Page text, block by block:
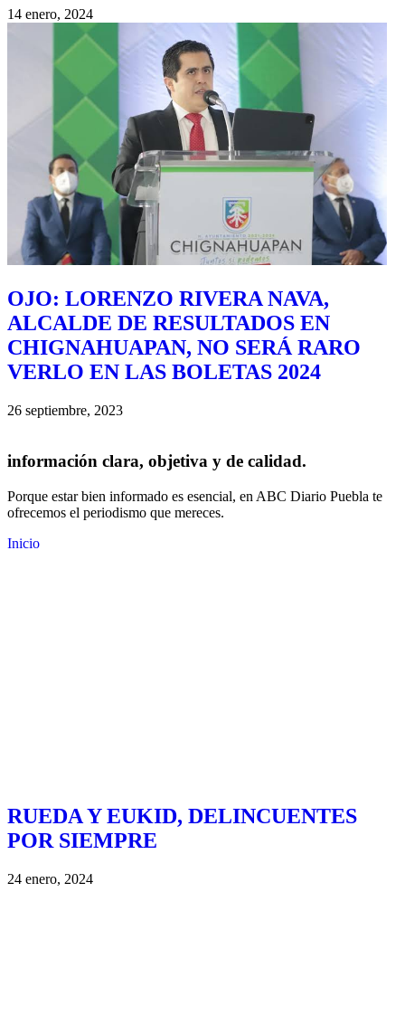
14 enero, 2024
OJO: LORENZO RIVERA NAVA,
ALCALDE DE RESULTADOS EN
CHIGNAHUAPAN, NO SERÁ RARO
VERLO EN LAS BOLETAS 2024
26 septiembre, 2023
información clara, objetiva y de calidad.
Porque estar bien informado es esencial, en ABC Diario Puebla te
ofrecemos el periodismo que mereces.
Inicio
RUEDA Y EUKID, DELINCUENTES
POR SIEMPRE
24 enero, 2024